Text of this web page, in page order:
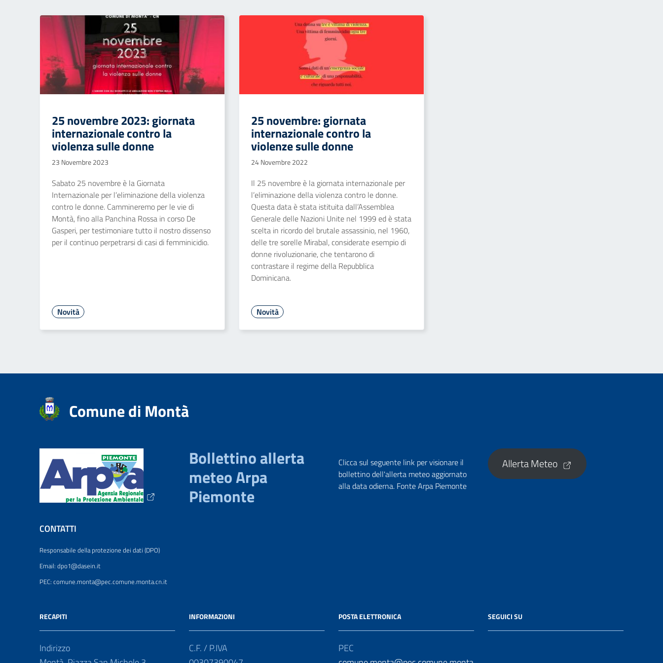
25 novembre 2023: giornata
internazionale contro la
violenza sulle donne
23 Novembre 2023
Sabato 25 novembre è la Giornata
Internazionale per l’eliminazione della violenza
contro le donne. Cammineremo per le vie di
Montà, fino alla Panchina Rossa in corso De
Gasperi, per testimoniare tutto il nostro dissenso
per il continuo perpetrarsi di casi di femminicidio.
Novità
25 novembre: giornata
internazionale contro la
violenze sulle donne
24 Novembre 2022
Il 25 novembre è la giornata internazionale per
l’eliminazione della violenza contro le donne.
Questa data è stata istituita dall’Assemblea
Generale delle Nazioni Unite nel 1999 ed è stata
scelta in ricordo del brutale assassinio, nel 1960,
delle tre sorelle Mirabal, considerate esempio di
donne rivoluzionarie, che tentarono di
contrastare il regime della Repubblica
Dominicana.
Novità
Comune di Montà
Bollettino allerta
meteo Arpa
Piemonte
Clicca sul seguente link per visionare il
bollettino dell'allerta meteo aggiornato
alla data odierna. Fonte Arpa Piemonte
Allerta Meteo
CONTATTI
Responsabile della protezione dei dati (DPO)
Email: dpo1@dasein.it
PEC: comune.monta@pec.comune.monta.cn.it
RECAPITI
Indirizzo
INFORMAZIONI
C.F. / P.IVA
POSTA ELETTRONICA
PEC
SEGUICI SU